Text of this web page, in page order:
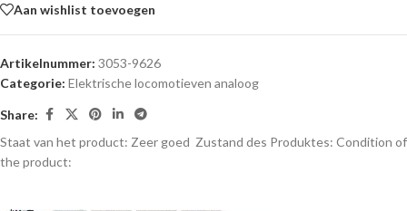
Aan wishlist toevoegen
Artikelnummer: 3053-9626
Categorie: Elektrische locomotieven analoog
Share:
Staat van het product: Zeer goed Zustand des Produktes: Condition of
the product: